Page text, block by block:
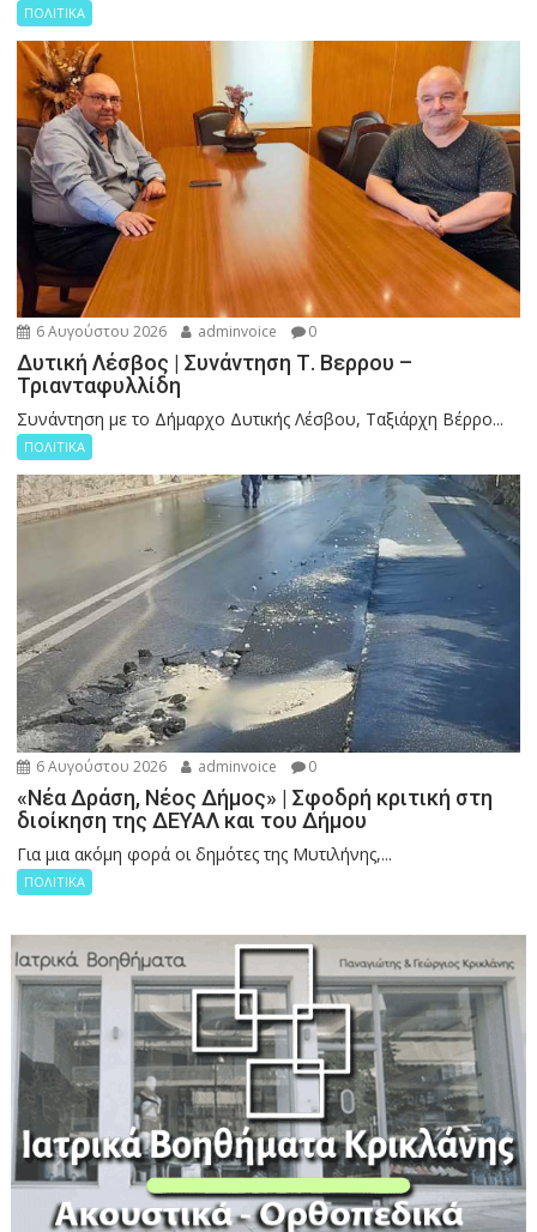
ΠΟΛΙΤΙΚΑ
6 Αυγούστου 2026 adminvoice 0
Δυτική Λέσβος | Συνάντηση Τ. Βερρου –
Τριανταφυλλίδη
Συνάντηση με το Δήμαρχο Δυτικής Λέσβου, Ταξιάρχη Βέρρο...
ΠΟΛΙΤΙΚΑ
6 Αυγούστου 2026 adminvoice 0
«Νέα Δράση, Νέος Δήμος» | Σφοδρή κριτική στη
διοίκηση της ΔΕΥΑΛ και του Δήμου
Για μια ακόμη φορά οι δημότες της Μυτιλήνης,...
ΠΟΛΙΤΙΚΑ